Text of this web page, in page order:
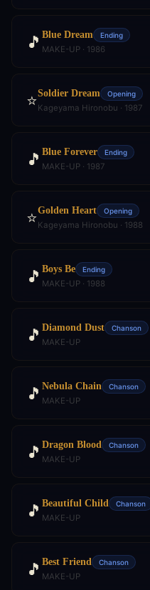
🎵 Blue Dream Ending
MAKE-UP · 1986
⭐Soldier Dream Opening
Kageyama Hironobu · 1987
🎵 Blue Forever Ending
MAKE-UP · 1987
⭐Golden Heart Opening
Kageyama Hironobu · 1988
🎵 Boys Be Ending
MAKE-UP · 1988
🎵 Diamond Dust Chanson
MAKE-UP
🎵 Nebula Chain Chanson
MAKE-UP
🎵 Dragon Blood Chanson
MAKE-UP
🎵 Beautiful Child Chanson
MAKE-UP
🎵 Best Friend Chanson
MAKE-UP